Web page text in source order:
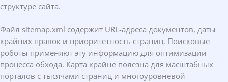
структуре сайта.
Файл sitemap.xml содержит URL-адреса документов, даты
крайних правок и приоритетность страниц. Поисковые
роботы применяют эту информацию для оптимизации
процесса обхода. Карта крайне полезна для масштабных
порталов с тысячами страниц и многоуровневой